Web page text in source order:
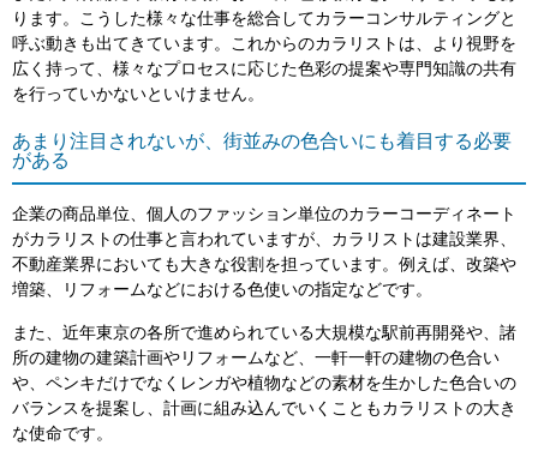
ります。こうした様々な仕事を総合してカラーコンサルティングと
呼ぶ動きも出てきています。これからのカラリストは、より視野を
広く持って、様々なプロセスに応じた色彩の提案や専門知識の共有
を行っていかないといけません。
あまり注目されないが、街並みの色合いにも着目する必要
がある
企業の商品単位、個人のファッション単位のカラーコーディネート
がカラリストの仕事と言われていますが、カラリストは建設業界、
不動産業界においても大きな役割を担っています。例えば、改築や
増築、リフォームなどにおける色使いの指定などです。
また、近年東京の各所で進められている大規模な駅前再開発や、諸
所の建物の建築計画やリフォームなど、一軒一軒の建物の色合い
や、ペンキだけでなくレンガや植物などの素材を生かした色合いの
バランスを提案し、計画に組み込んでいくこともカラリストの大き
な使命です。